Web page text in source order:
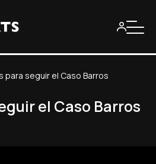
para seguir el Caso Barros
el Caso Barros